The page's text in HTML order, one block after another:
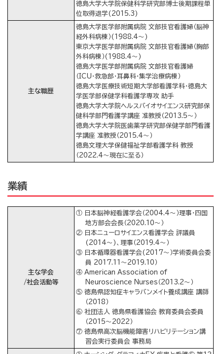
徳島大学大学院保健科学研究部博士後期課程単
位取得退学(2015.3)
主な職歴
徳島大学医学部附属病院 文部技官看護婦（脳神
経外科病棟）(1988.4～)
東京大学医学部附属病院 文部技官看護婦（胸部
外科病棟）(1988.4～)
徳島大学医学部附属病院 文部技官看護婦
（ICU・救急部・耳鼻科・集学治療病棟）
徳島大学医療技術短期大学部看護学科・徳島大
学医学部保健学科看護学専攻 助手
徳島大学大学院ヘルスバイオサイエンス研究部保
健科学部門看護学講座 准教授（2013.5～）
徳島大学大学院医歯薬学研究部保健学部門看護
学講座 准教授（2015.4～）
徳島文理大学保健福祉学部看護学科 教授
（2022.4～現在に至る）
業績
主な学会
/社会活動等
① 日本脳神経看護学会（2004.4～）理事・四国
地方部会会長（2020.10～）
② 日本ニューロサイエンス看護学会 評議員
(2014～)、理事（2019.4～）
③ 日本循環器看護学会(2017～）学術委員会委
員 2017.11〜2019.10）
④ American Association of
Neuroscience Nurses（2013.2～）
⑤ 徳島県認知症キャラバンメイト養成講座 講師
（2018）
⑥ 社団法人 徳島県看護協会 教育委員会委員
（2015～2022）
⑦ 徳島県高次脳機能障害リハビリテーション講
習会実行委員会 事務局